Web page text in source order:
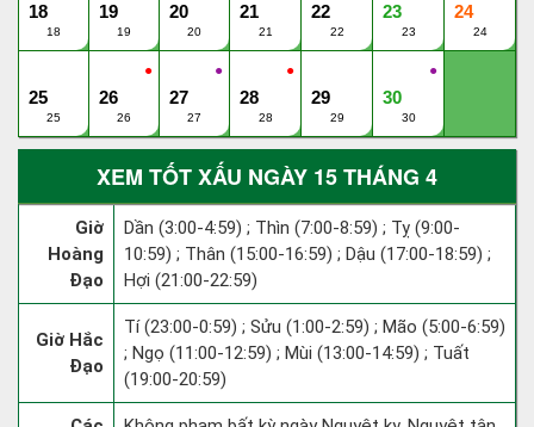
18
18
19
19
20
20
21
21
22
22
23
23
24
24
25
25
●
26
26
●
27
27
●
28
28
29
29
●
30
30
XEM TỐT XẤU NGÀY 15 THÁNG 4
Giờ
Hoàng
Đạo
Dần (3:00-4:59) ; Thìn (7:00-8:59) ; Tỵ (9:00-
10:59) ; Thân (15:00-16:59) ; Dậu (17:00-18:59) ;
Hợi (21:00-22:59)
Giờ Hắc
Đạo
Tí (23:00-0:59) ; Sửu (1:00-2:59) ; Mão (5:00-6:59)
; Ngọ (11:00-12:59) ; Mùi (13:00-14:59) ; Tuất
(19:00-20:59)